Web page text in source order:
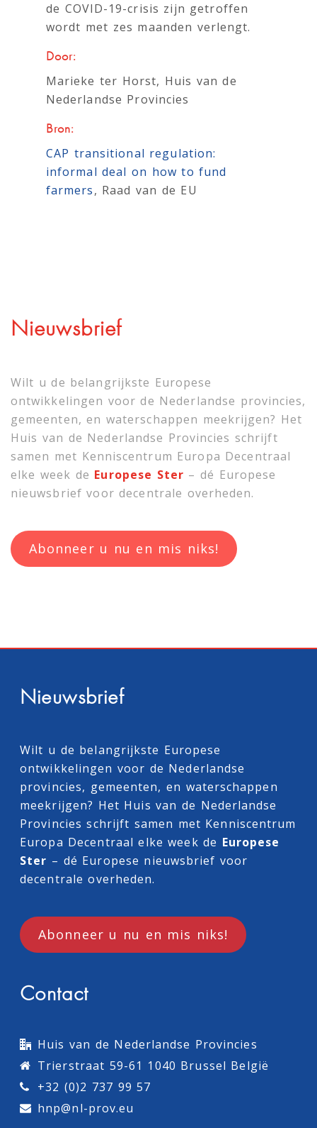
de COVID-19-crisis zijn getroffen
wordt met zes maanden verlengt.
Door:
Marieke ter Horst, Huis van de
Nederlandse Provincies
Bron:
CAP transitional regulation:
informal deal on how to fund
farmers, Raad van de EU
Nieuwsbrief
Wilt u de belangrijkste Europese
ontwikkelingen voor de Nederlandse provincies,
gemeenten, en waterschappen meekrijgen? Het
Huis van de Nederlandse Provincies schrijft
samen met Kenniscentrum Europa Decentraal
elke week de Europese Ster – dé Europese
nieuwsbrief voor decentrale overheden.
Abonneer u nu en mis niks!
Nieuwsbrief
Wilt u de belangrijkste Europese
ontwikkelingen voor de Nederlandse
provincies, gemeenten, en waterschappen
meekrijgen? Het Huis van de Nederlandse
Provincies schrijft samen met Kenniscentrum
Europa Decentraal elke week de Europese
Ster – dé Europese nieuwsbrief voor
decentrale overheden.
Abonneer u nu en mis niks!
Contact
Huis van de Nederlandse Provincies
Trierstraat 59-61 1040 Brussel België
+32 (0)2 737 99 57
hnp@nl-prov.eu